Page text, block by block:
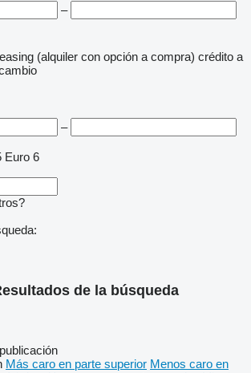
–
(alquiler con opción a compra) crédito a
–
Euro 6
de la búsqueda
Más caro en parte superior Menos caro en